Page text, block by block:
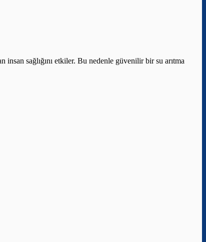
sağlığını etkiler. Bu nedenle güvenilir bir su arıtma